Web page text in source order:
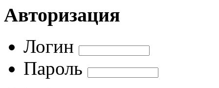
Авторизация
Логин
Пароль